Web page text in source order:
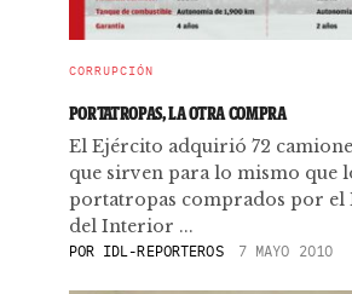
CORRUPCIÓN
PORTATROPAS, LA OTRA COMPRA
El Ejército adquirió 72
que sirven para lo mismo que
portatropas comprados por el
del Interior ...
POR IDL-REPORTEROS 7 MAYO 2010